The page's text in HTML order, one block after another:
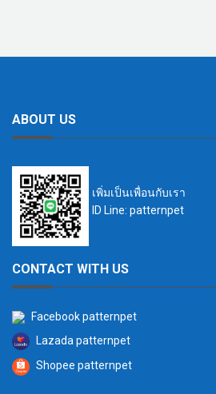
ABOUT US
เพิ่มเป็นเพื่อนกับเรา
ID Line: patternpet
CONTACT WITH US
Facebook patternpet
Lazada patternpet
Shopee patternpet